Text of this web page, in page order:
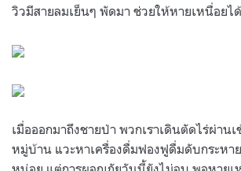
วิวมีสายลมเย็นๆ พัดมา ช่วยให้หายเหนื่อยไ
เมื่อออกมาถึงชายป่า พวกเราเดินตัดไร่ผ่าน
หมู่บ้าน แวะหาเครื่องดื่มฟองฟูดื่มดับกระหา